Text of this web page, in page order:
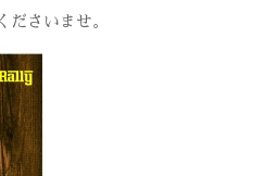
ださいませ。